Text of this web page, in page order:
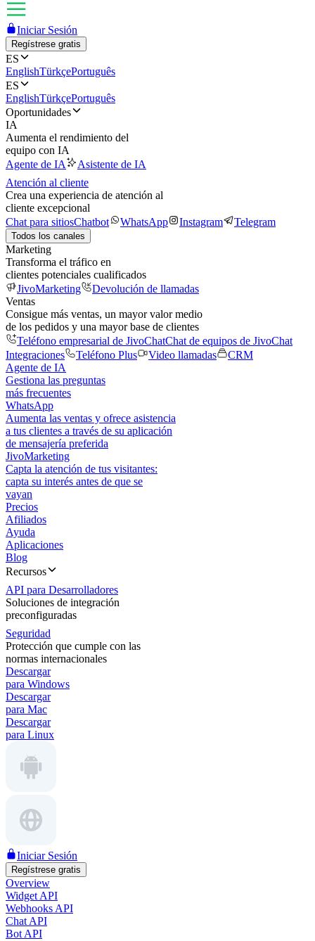
Iniciar Sesión
Regístrese gratis
ES
EnglishTürkçePortuguês
ES
EnglishTürkçePortuguês
Oportunidades
IA
Aumenta el rendimiento del
equipo con IA
Agente de IA
Asistente de IA
Atención al cliente
Crea una experiencia de atención al
cliente excepcional
Chat para sitiosChatbot WhatsApp Instagram Telegram
Todos los canales
Marketing
Transforma el tráfico en
clientes potenciales cualificados
JivoMarketing
Devolución de llamadas
Ventas
Consigue más ventas, un mayor valor medio
de los pedidos y una mayor base de clientes
Teléfono empresarial de JivoChatChat de equipos de JivoChat
Integraciones
Teléfono Plus Video llamadas
CRM
Agente de IA
Gestiona las preguntas
más frecuentes
WhatsApp
Aumenta las ventas y ofrece asistencia
a tus clientes a través de su aplicación
de mensajería preferida
JivoMarketing
Capta la atención de tus visitantes:
capta su interés antes de que se
vayan
Precios
Afiliados
Ayuda
Aplicaciones
Blog
Recursos
API para Desarrolladores
Soluciones de integración
preconfiguradas
Seguridad
Protección que cumple con las
normas internacionales
Descargar
para Windows
Descargar
para Mac
Descargar
para Linux
Iniciar Sesión
Regístrese gratis
Overview
Widget API
Webhooks API
Chat API
Bot API